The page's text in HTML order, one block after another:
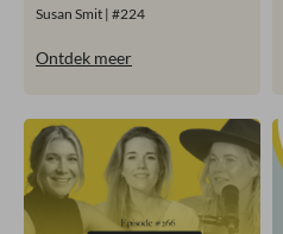
Susan Smit | #224
Ontdek meer